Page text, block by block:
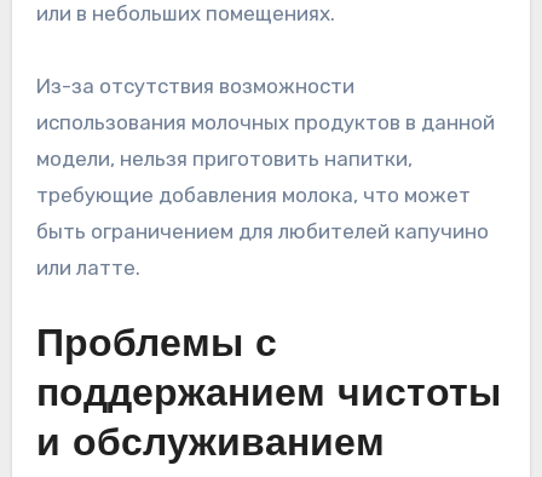
или в небольших помещениях.
Из-за отсутствия возможности
использования молочных продуктов в данной
модели, нельзя приготовить напитки,
требующие добавления молока, что может
быть ограничением для любителей капучино
или латте.
Проблемы с
поддержанием чистоты
и обслуживанием